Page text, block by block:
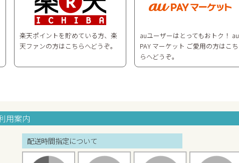
楽天ポイントを貯めている方、楽
天ファンの方はこちらへどうぞ。
auユーザーはとってもおトク！ au
PAY マーケット ご愛用の方はこち
らへどうぞ。
用案内
配送時間指定について